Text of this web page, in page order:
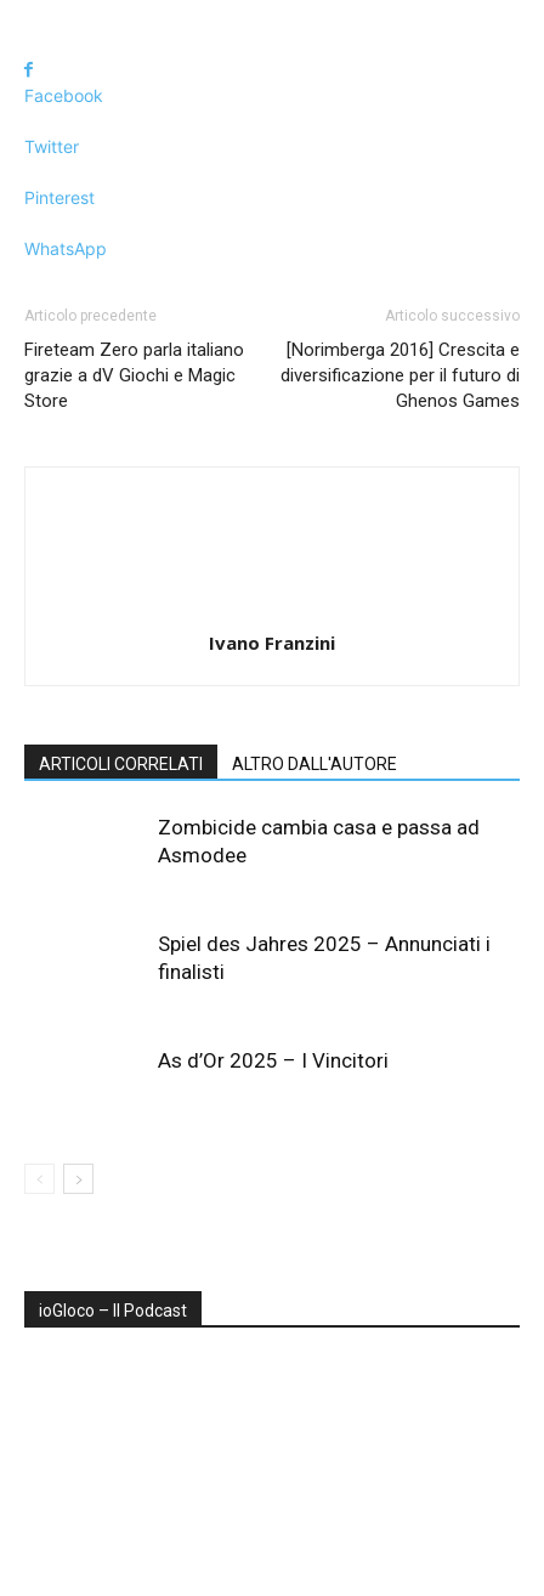
Facebook
Twitter
Pinterest
WhatsApp
Articolo precedente
Fireteam Zero parla italiano
grazie a dV Giochi e Magic
Store
Articolo successivo
[Norimberga 2016] Crescita e
diversificazione per il futuro di
Ghenos Games
Ivano Franzini
ARTICOLI CORRELATI ALTRO DALL'AUTORE
Zombicide cambia casa e passa ad
Asmodee
Spiel des Jahres 2025 – Annunciati i
finalisti
As d’Or 2025 – I Vincitori
ioGIoco – Il Podcast